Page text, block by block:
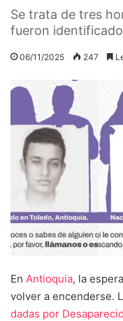
Se trata de tres
fueron
06/11/2025 247
En Antioquia, la
volver a encenderse.
dadas por